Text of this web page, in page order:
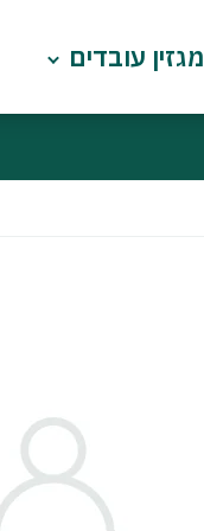
מגזין עובדים